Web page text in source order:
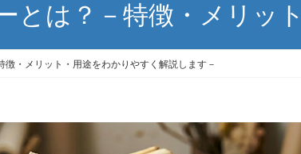
とは？－特徴・メリッ
徴・メリット・用途をわかりやすく解説します－